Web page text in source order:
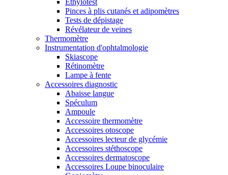
Ethylotest
Pinces à plis cutanés et adipomètres
Tests de dépistage
Révélateur de veines
Thermomètre
Instrumentation d'ophtalmologie
Skiascope
Rétinomètre
Lampe à fente
Accessoires diagnostic
Abaisse langue
Spéculum
Ampoule
Accessoire thermomètre
Accessoires otoscope
Accessoires lecteur de glycémie
Accessoires stéthoscope
Accessoires dermatoscope
Accessoires Loupe binoculaire